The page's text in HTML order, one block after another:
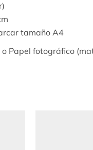
tamaño A4
Papel fotográfico